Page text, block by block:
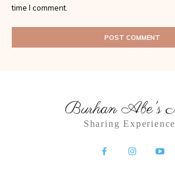
time I comment.
Burhan Abe's
Sharing